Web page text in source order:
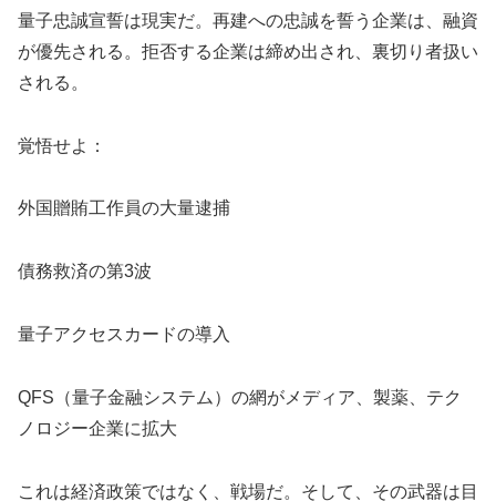
量子忠誠宣誓は現実だ。再建への忠誠を誓う企業は、融資
が優先される。拒否する企業は締め出され、裏切り者扱い
される。
覚悟せよ：
外国贈賄工作員の大量逮捕
債務救済の第3波
量子アクセスカードの導入
QFS（量子金融システム）の網がメディア、製薬、テク
ノロジー企業に拡大
これは経済政策ではなく、戦場だ。そして、その武器は目